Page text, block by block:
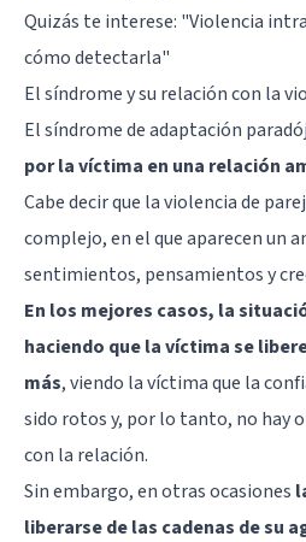
Quizás te interese: "Violencia
cómo detectarla"
El síndrome y su relación con la
El síndrome de adaptación
por la víctima en una relación
Cabe decir que la violencia de
complejo, en el que aparecen un
sentimientos, pensamientos y
En los mejores casos, la
haciendo que la víctima se
más, viendo la víctima que la
sido rotos y, por lo tanto, no hay
con la relación.
Sin embargo, en otras ocasiones
liberarse de las cadenas de su